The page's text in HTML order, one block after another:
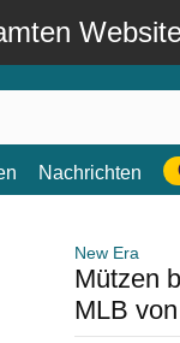
Nachrichten
New Era
Mützen
MLB